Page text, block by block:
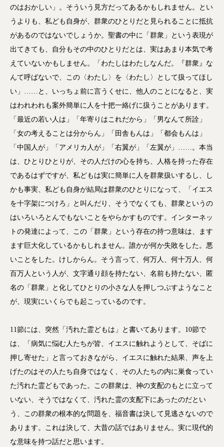
のはおかしい」。そういう見方だってあるかもしれません。とい
うよりも、私ども自身が、群衆のひとりだと見られることに抵抗
があるのではないでしょうか。聖書の中に「群衆」という表現が
出てきても、自分もその中のひとりだとは、実はあまり本気で考
えていないかもしません。「わたしはわたしなんだ。『群衆』な
んて呼ばないで、この〈わたし〉を〈わたし〉として扱ってほし
い」……と、いっちょ前に言うくせに、他人のことになると、実
はわれわれも案外簡単に人を十把一絡げに扱うことがあります。
「最近の若い人は」「年寄りはこれだから」「男なんて所詮」
「女の考えることは分からん」「田舎もんは」「都会もんは」
「中国人が」「アメリカ人が」「右翼が」「左翼が」……。本当
は、ひとりひとりが、その人だけの心を持ち、人格を持った存在
であるはずですが、私どもは実に簡単に人を群衆扱いするし、し
かも事実、私ども自身が結局は群衆のひとりになって、「イエス
を十字架につけろ」と叫んだり、そうでなくても、群衆というの
はいろいろとんでもないことをやらかすものです。インターネッ
トの発達によって、この「群衆」という存在の持つ意味は、ます
ます巨大化しているかもしれません。誰かが何か失敗をした。悪
いことをした。けしからん。そう言って、何万人、何十万人、何
百万人という人が、文字通り顔を持たない、名前も持たない、匿
名の「群衆」と化してひとりの小さな人を押しつぶすようなこと
が、現実にいくらでも起こっているのです。
11節には、突然「汚れた霊どもは」と書いてあります。10節で
は、「病気に悩む人たちが皆、イエスに触れようとして、そばに
押し寄せた」と言っておきながら、イエスに触れた結果、声を上
げたのはその人たち自身ではなく、その人たちの内に巣食ってい
た汚れた霊どもであった。この群衆は、神の支配のもとに立って
いない、そうではなくて、汚れた霊の支配下にあったのだとい
う、この群衆の根本的な問題を、福音書は決して見逃さないので
あります。これは決して、大昔の話ではありません。実に現代的
な意味を持つ話だと思います。